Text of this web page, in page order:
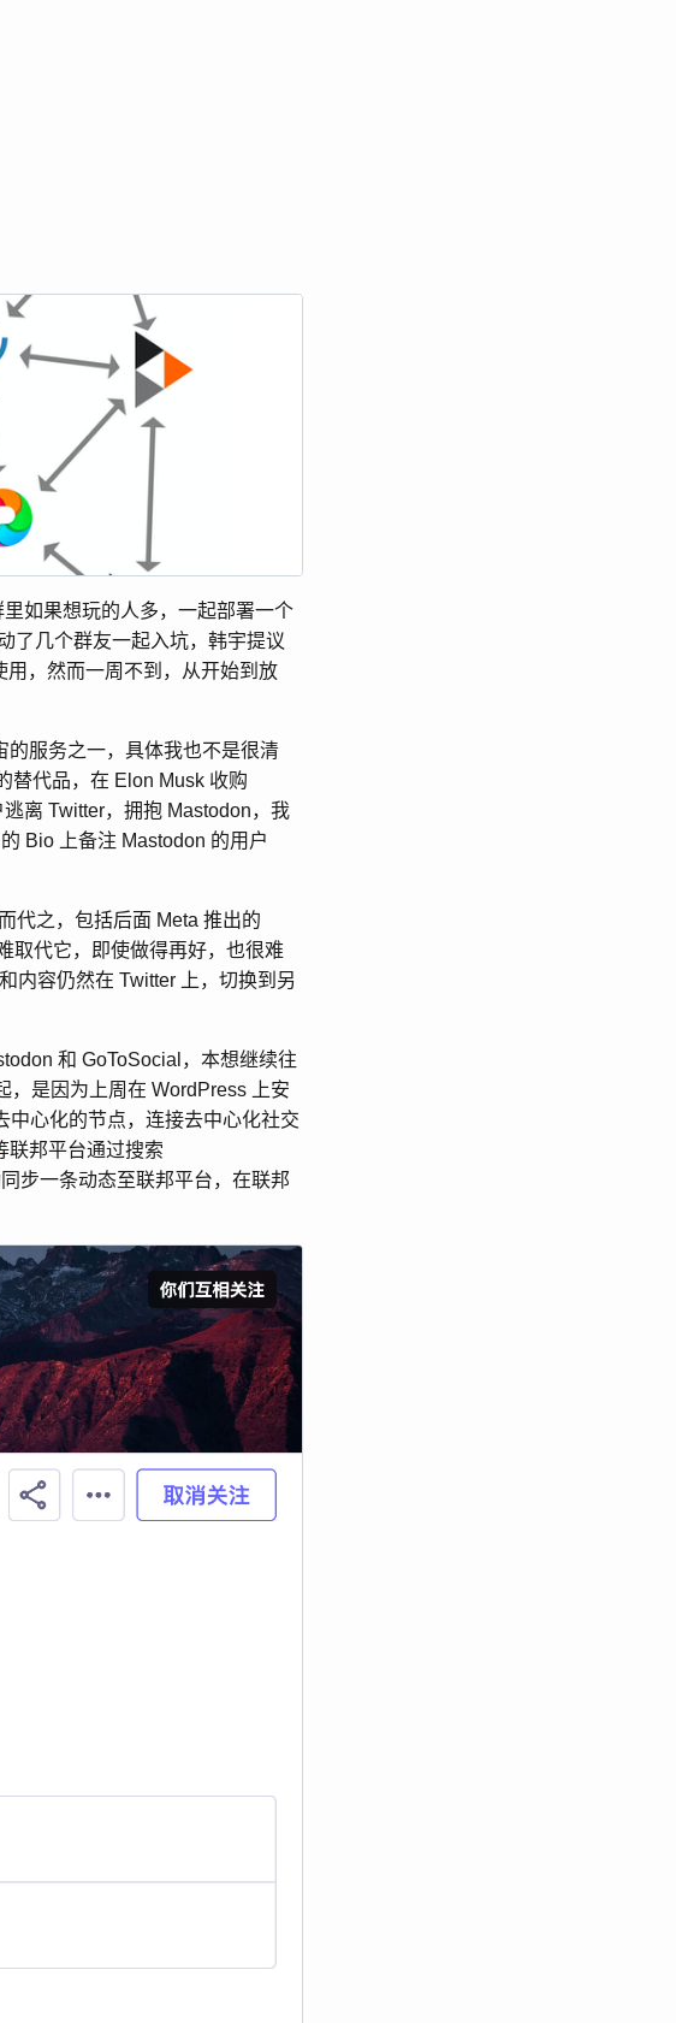
如果想玩的人多，一起部署一个
了几个群友一起入坑，韩宇提议
用，然而一周不到，从开始到放
的服务之一，具体我也不是很清
替代品，在 Elon Musk 收购
离 Twitter，拥抱 Mastodon，我
Bio 上备注 Mastodon 的用户
代之，包括后面 Meta 推出的
取代它，即使做得再好，也很难
内容仍然在 Twitter 上，切换到另
和 GoToSocial，本想继续往
，是因为上周在 WordPress 上安
中心化的节点，连接去中心化社交
联邦平台通过搜索
步一条动态至联邦平台，在联邦